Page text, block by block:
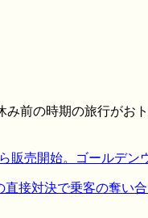
前の時期の旅行がお
販売開始。ゴールデン
直接対決で乗客の奪い